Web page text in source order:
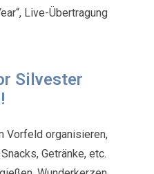
Live-Übertragung
Silvester
Vorfeld organisieren,
Getränke, etc.